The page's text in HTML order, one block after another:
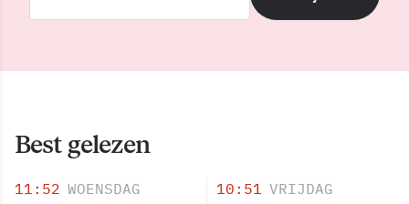
Best gelezen
11:52 WOENSDAG 10:51 VRIJDAG